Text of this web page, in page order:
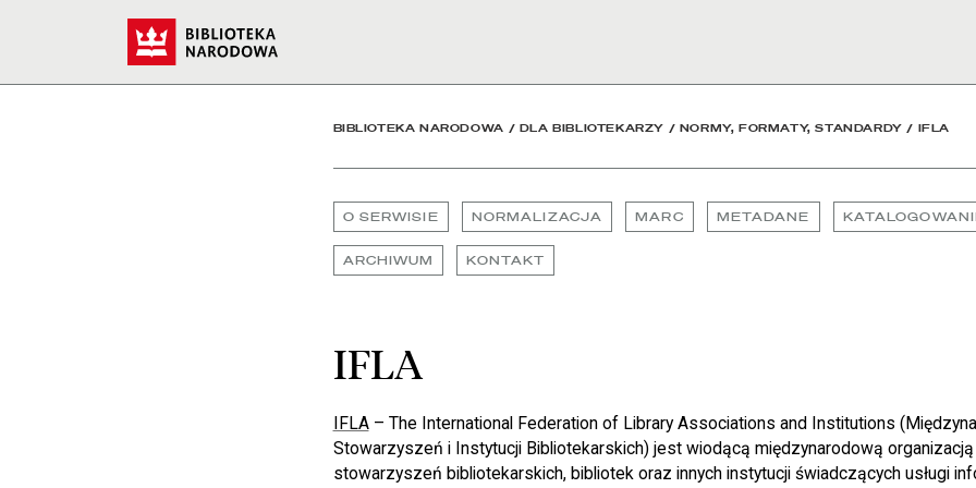
IFLA - Biblioteka Narodowa
BIBLIOTEKA NARODOWA / DLA BIBLIOTEKARZY / NORMY, FORMATY, STANDARDY / IFLA
O SERWISIE NORMALIZACJA MARC METADANE
ARCHIWUM KONTAKT
IFLA
IFLA– The International Federation of Library Associations and Institutions
Stowarzyszeń i Instytucji Bibliotekarskich) jest wiodącą międzynarodową organizacją
stowarzyszeń bibliotekarskich, bibliotek oraz innych instytucji świadczących usługi